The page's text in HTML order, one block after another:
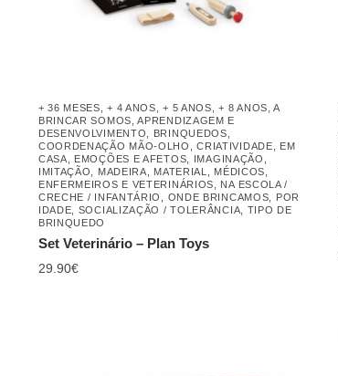
+ 36 MESES ,+ 4 ANOS ,+ 5 ANOS ,+ 8 ANOS ,A
BRINCAR SOMOS ,APRENDIZAGEM E
DESENVOLVIMENTO
BRINQUEDOS
COORDENAÇÃO MÃO-OLHO
,CRIATIVIDADE
EM
CASA
EMOÇÕES E AFETOS IMAGINAÇÃO
IMITAÇÃO
MADEIRA MATERIAL
MÉDICOS,
ENFERMEIROS E VETERINÁRIOS
NA ESCOLA /
CRECHE / INFANTÁRIO
ONDE BRINCAMOS
POR
IDADE
SOCIALIZAÇÃO / TOLERÂNCIA
TIPO DE
BRINQUEDO
Set Veterinário – Plan Toys
29.90€